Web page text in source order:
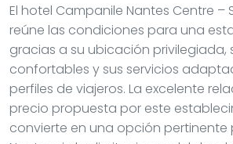
El hotel Campanile Nantes Centre –
reúne las condiciones para una
gracias a su ubicación privilegiada,
confortables y sus servicios
perfiles de viajeros. La excelente
precio propuesta por este
convierte en una opción pertinente